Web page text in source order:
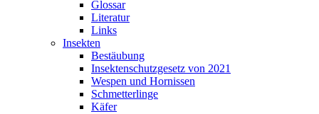
Glossar
Literatur
Links
Insekten
Bestäubung
Insektenschutzgesetz von 2021
Wespen und Hornissen
Schmetterlinge
Käfer